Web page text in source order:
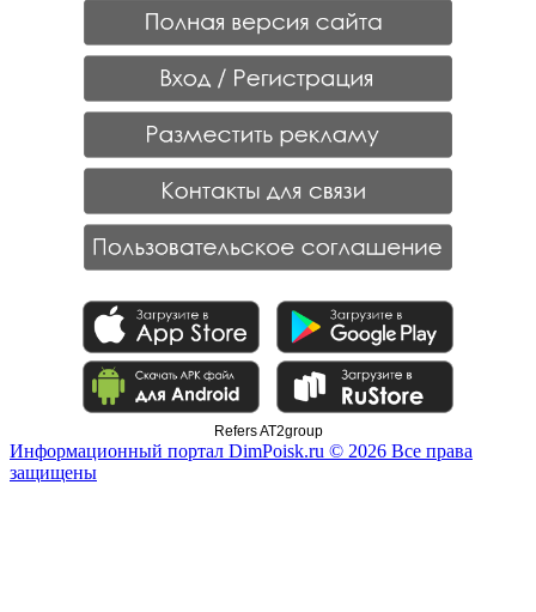
Refers AT2group
Информационный портал DimPoisk.ru © 2026 Все права
защищены